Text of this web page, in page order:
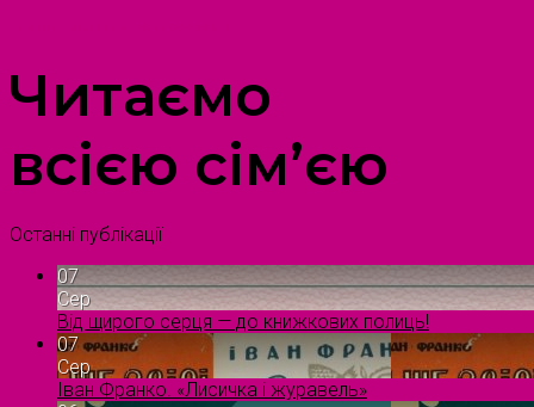
Читаємо
всією сім’єю
Останні публікації
07
Сер
Від щирого серця — до книжкових полиць!
07
Сер
Іван Франко. «Лисичка і журавель»